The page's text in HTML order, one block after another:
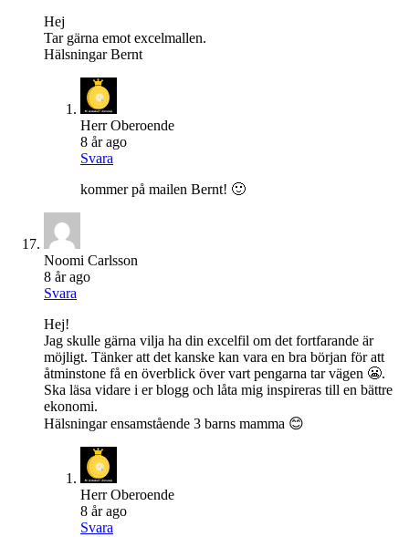
Hej
Tar gärna emot excelmallen.
Hälsningar Bernt
Herr Oberoende
8 år ago
Svara
kommer på mailen Bernt! 🙂
Noomi Carlsson
8 år ago
Svara
Hej!
Jag skulle gärna vilja ha din excelfil om det fortfarande är
möjligt. Tänker att det kanske kan vara en bra början för att
åtminstone få en överblick över vart pengarna tar vägen 😬.
Ska läsa vidare i er blogg och låta mig inspireras till en bättre
ekonomi.
Hälsningar ensamstående 3 barns mamma 😊
Herr Oberoende
8 år ago
Svara